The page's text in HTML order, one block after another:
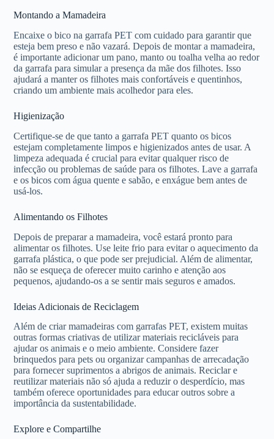
Montando a Mamadeira
Encaixe o bico na garrafa PET com cuidado para garantir que
esteja bem preso e não vazará. Depois de montar a mamadeira,
é importante adicionar um pano, manto ou toalha velha ao redor
da garrafa para simular a presença da mãe dos filhotes. Isso
ajudará a manter os filhotes mais confortáveis e quentinhos,
criando um ambiente mais acolhedor para eles.
Higienização
Certifique-se de que tanto a garrafa PET quanto os bicos
estejam completamente limpos e higienizados antes de usar. A
limpeza adequada é crucial para evitar qualquer risco de
infecção ou problemas de saúde para os filhotes. Lave a garrafa
e os bicos com água quente e sabão, e enxágue bem antes de
usá-los.
Alimentando os Filhotes
Depois de preparar a mamadeira, você estará pronto para
alimentar os filhotes. Use leite frio para evitar o aquecimento da
garrafa plástica, o que pode ser prejudicial. Além de alimentar,
não se esqueça de oferecer muito carinho e atenção aos
pequenos, ajudando-os a se sentir mais seguros e amados.
Ideias Adicionais de Reciclagem
Além de criar mamadeiras com garrafas PET, existem muitas
outras formas criativas de utilizar materiais recicláveis para
ajudar os animais e o meio ambiente. Considere fazer
brinquedos para pets ou organizar campanhas de arrecadação
para fornecer suprimentos a abrigos de animais. Reciclar e
reutilizar materiais não só ajuda a reduzir o desperdício, mas
também oferece oportunidades para educar outros sobre a
importância da sustentabilidade.
Explore e Compartilhe